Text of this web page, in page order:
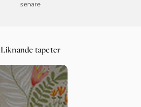
senare
Liknande tapeter